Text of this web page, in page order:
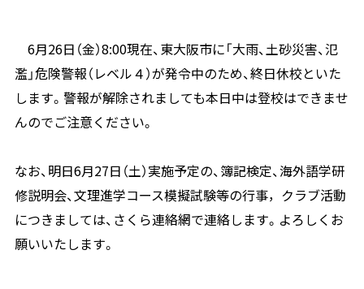
6月26日（金）8:00現在、東大阪市に「大雨、土砂災害、氾
濫」危険警報（レベル４）が発令中のため、終日休校といた
します。警報が解除されましても本日中は登校はできませ
んのでご注意ください。
なお、明日6月27日（土）実施予定の、簿記検定、海外語学研
修説明会、文理進学コース模擬試験等の行事，クラブ活動
につきましては、さくら連絡網で連絡します。よろしくお
願いいたします。